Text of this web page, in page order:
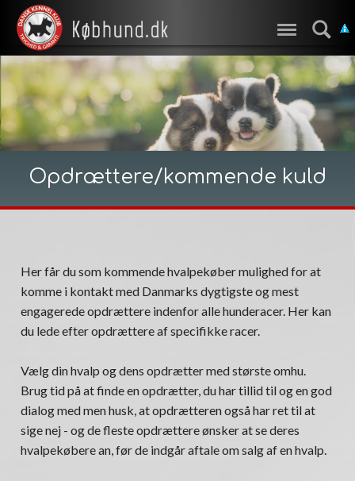
Opdrættere/kommende kuld
Her får du som kommende hvalpekøber mulighed for at
komme i kontakt med Danmarks dygtigste og mest
engagerede opdrættere indenfor alle hunderacer. Her kan
du lede efter opdrættere af specifikke racer.
Vælg din hvalp og dens opdrætter med største omhu.
Brug tid på at finde en opdrætter, du har tillid til og en god
dialog med men husk, at opdrætteren også har ret til at
sige nej - og de fleste opdrættere ønsker at se deres
hvalpekøbere an, før de indgår aftale om salg af en hvalp.